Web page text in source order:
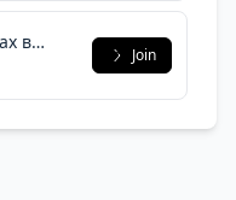
в
Join